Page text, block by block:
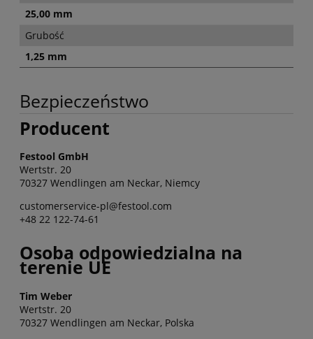
25,00 mm
Grubość
1,25 mm
Bezpieczeństwo
Producent
Festool GmbH
Wertstr. 20
70327 Wendlingen am Neckar, Niemcy
customerservice-pl@festool.com
+48 22 122-74-61
Osoba odpowiedzialna na
terenie UE
Tim Weber
Wertstr. 20
70327 Wendlingen am Neckar, Polska